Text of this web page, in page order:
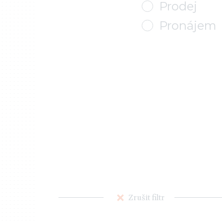
Prodej
Pronájem
Zrušit filtr